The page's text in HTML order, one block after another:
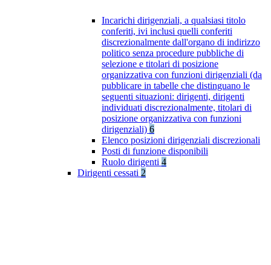
Incarichi dirigenziali, a qualsiasi titolo
conferiti, ivi inclusi quelli conferiti
discrezionalmente dall'organo di indirizzo
politico senza procedure pubbliche di
selezione e titolari di posizione
organizzativa con funzioni dirigenziali (da
pubblicare in tabelle che distinguano le
seguenti situazioni: dirigenti, dirigenti
individuati discrezionalmente, titolari di
posizione organizzativa con funzioni
dirigenziali) 6
Elenco posizioni dirigenziali discrezionali
Posti di funzione disponibili
Ruolo dirigenti 4
Dirigenti cessati 2